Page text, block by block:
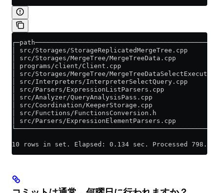
│ src/Storages/StorageReplicatedMergeTree.cpp
│ src/Storages/MergeTree/MergeTreeData.cpp
│ programs/client/Client.cpp
│ src/Storages/MergeTree/
│ src/Interpreters/InterpreterSelectQuery.cpp
│ src/Parsers/ExpressionListParsers.cpp
│ src/Analyzer/QueryAnalysisPass.cpp
│ src/Coordination/KeeperStorage.cpp
│ src/Functions/FunctionsConversion.h
│ src/Parsers/ExpressionElementParsers.cpp
10 rows in set. Elapsed: 0.134 sec. Processed